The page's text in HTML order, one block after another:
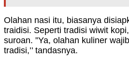
Olahan nasi itu, biasanya
traidisi. Seperti tradisi wiwit
suroan. ”Ya, olahan kuliner
tradisi,’’ tandasnya.